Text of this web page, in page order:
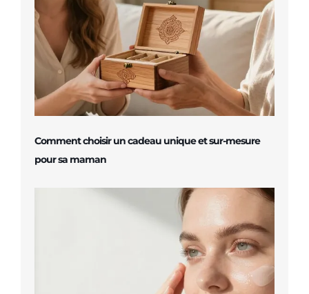
Comment choisir un cadeau unique et sur-mesure
pour sa maman